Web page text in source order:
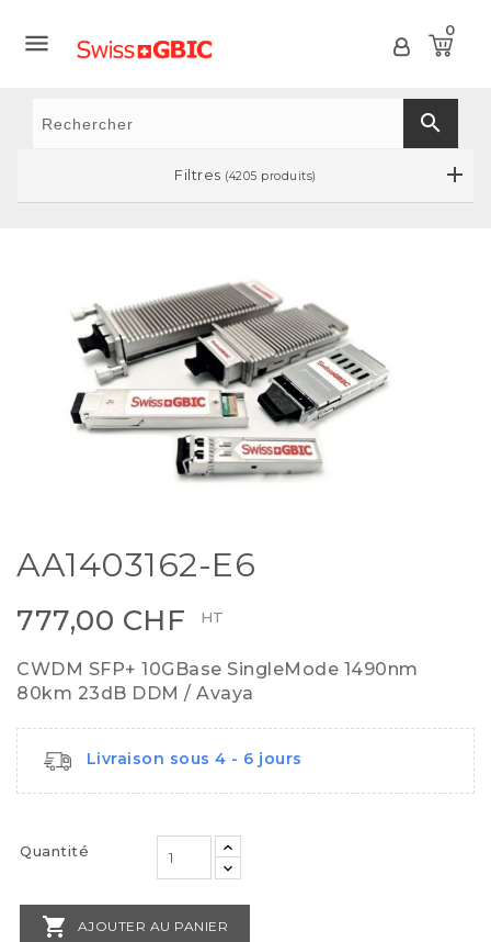
 0
search
Filtres (4205 produits)
AA1403162-E6
777,00 CHF HT
CWDM SFP+ 10GBase SingleMode 1490nm
80km 23dB DDM / Avaya
Livraison sous 4 - 6 jours
Quantité
 AJOUTER AU PANIER